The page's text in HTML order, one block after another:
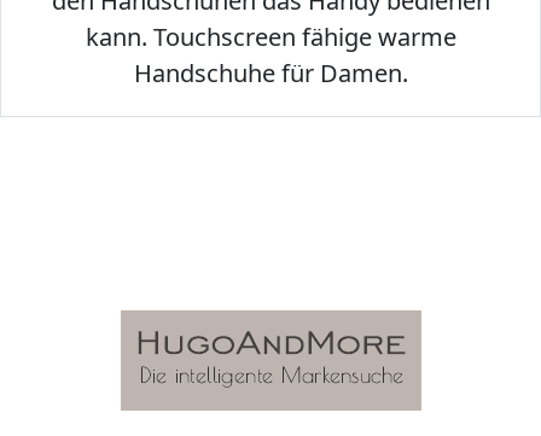
kann. Touchscreen fähige warme
Handschuhe für Damen.